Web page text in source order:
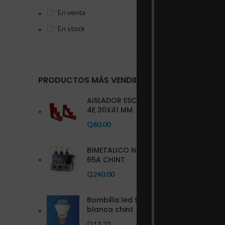
En venta
En stock
PRODUCTOS MÁS VENDIDOS
AISLADOR ESCALONADO
4E 30X41 MM
Q80.00
BIMETALICO NXR-100 48-
65A CHINT
Q240.00
Bombilla led 9 w luz
blanca chint